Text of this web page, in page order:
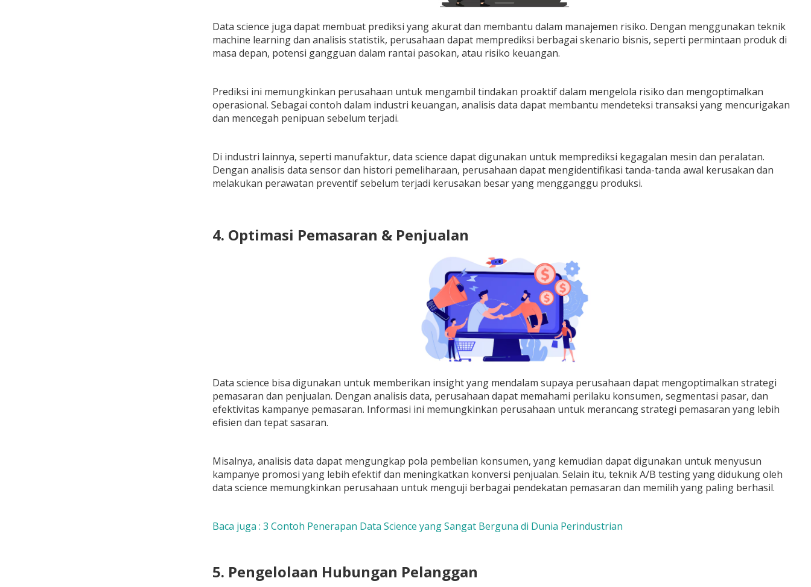
Data science juga dapat membuat prediksi yang akurat dan membantu dalam manajemen risiko. Dengan menggunakan teknik
machine learning dan analisis statistik, perusahaan dapat memprediksi berbagai skenario bisnis, seperti permintaan produk di
masa depan, potensi gangguan dalam rantai pasokan, atau risiko keuangan.
Prediksi ini memungkinkan perusahaan untuk mengambil tindakan proaktif dalam mengelola risiko dan mengoptimalkan
operasional. Sebagai contoh dalam industri keuangan, analisis data dapat membantu mendeteksi transaksi yang mencurigakan
dan mencegah penipuan sebelum terjadi.
Di industri lainnya, seperti manufaktur, data science dapat digunakan untuk memprediksi kegagalan mesin dan peralatan.
Dengan analisis data sensor dan histori pemeliharaan, perusahaan dapat mengidentifikasi tanda-tanda awal kerusakan dan
melakukan perawatan preventif sebelum terjadi kerusakan besar yang mengganggu produksi.
4. Optimasi Pemasaran & Penjualan
Data science bisa digunakan untuk memberikan insight yang mendalam supaya perusahaan dapat mengoptimalkan strategi
pemasaran dan penjualan. Dengan analisis data, perusahaan dapat memahami perilaku konsumen, segmentasi pasar, dan
efektivitas kampanye pemasaran. Informasi ini memungkinkan perusahaan untuk merancang strategi pemasaran yang lebih
efisien dan tepat sasaran.
Misalnya, analisis data dapat mengungkap pola pembelian konsumen, yang kemudian dapat digunakan untuk menyusun
kampanye promosi yang lebih efektif dan meningkatkan konversi penjualan. Selain itu, teknik A/B testing yang didukung oleh
data science memungkinkan perusahaan untuk menguji berbagai pendekatan pemasaran dan memilih yang paling berhasil.
Baca juga : 3 Contoh Penerapan Data Science yang Sangat Berguna di Dunia Perindustrian
5. Pengelolaan Hubungan Pelanggan